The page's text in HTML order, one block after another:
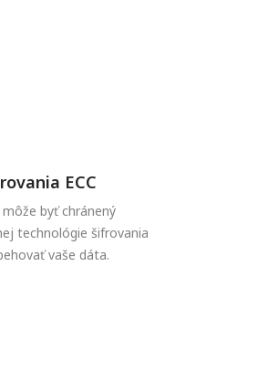
ECC
byť chránený
technológie šifrovania
vaše dáta.